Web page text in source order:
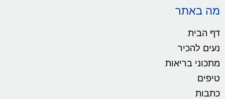
מה באתר
דף הבית
נעים להכיר
מתכוני בריאות
טיפים
כתבות